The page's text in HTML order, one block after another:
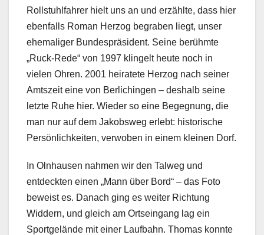
Rollstuhlfahrer hielt uns an und erzählte, dass hier
ebenfalls Roman Herzog begraben liegt, unser
ehemaliger Bundespräsident. Seine berühmte
„Ruck-Rede“ von 1997 klingelt heute noch in
vielen Ohren. 2001 heiratete Herzog nach seiner
Amtszeit eine von Berlichingen – deshalb seine
letzte Ruhe hier. Wieder so eine Begegnung, die
man nur auf dem Jakobsweg erlebt: historische
Persönlichkeiten, verwoben in einem kleinen Dorf.
In Olnhausen nahmen wir den Talweg und
entdeckten einen „Mann über Bord“ – das Foto
beweist es. Danach ging es weiter Richtung
Widdern, und gleich am Ortseingang lag ein
Sportgelände mit einer Laufbahn. Thomas konnte